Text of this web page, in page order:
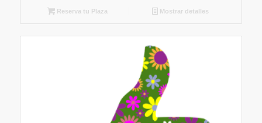
Reserva tu Plaza Mostrar detalles